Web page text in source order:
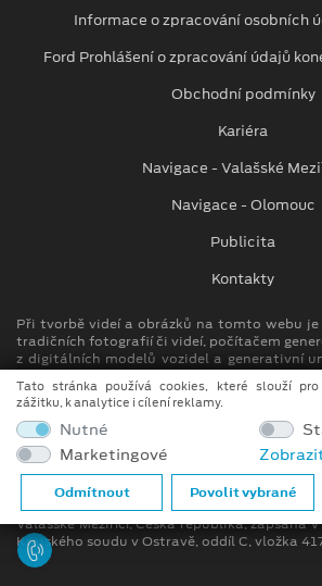
Informace o zpracování osobních
Ford Prohlášení o zpracování údajů
Obchodní podmínky
Kariéra
Navigace - Valašské
Navigace - Olomouc
Publicita
Kontakty
Při tvorbě videí a obrázků na tomto webu
tradičních fotografií či videí, počítačem
z digitálních modelů vozidel a generativní
Auto Kora top s.r.o.
M. Alše 780, Krásno nad Bečvou
757 01 Valašské Meziříčí
info.vm@autokora.cz
Společnost se sídlem M. Alše 780,
Valašské Meziříčí, Česká republika, zapsána
Krajského soudu v Ostravě, oddíl C, vložka
Tato stránka používá cookies, které slouží
zážitku, k analytice i cílení reklamy.
Nutné
Marketingové
Odmítnout Povolit vybrané